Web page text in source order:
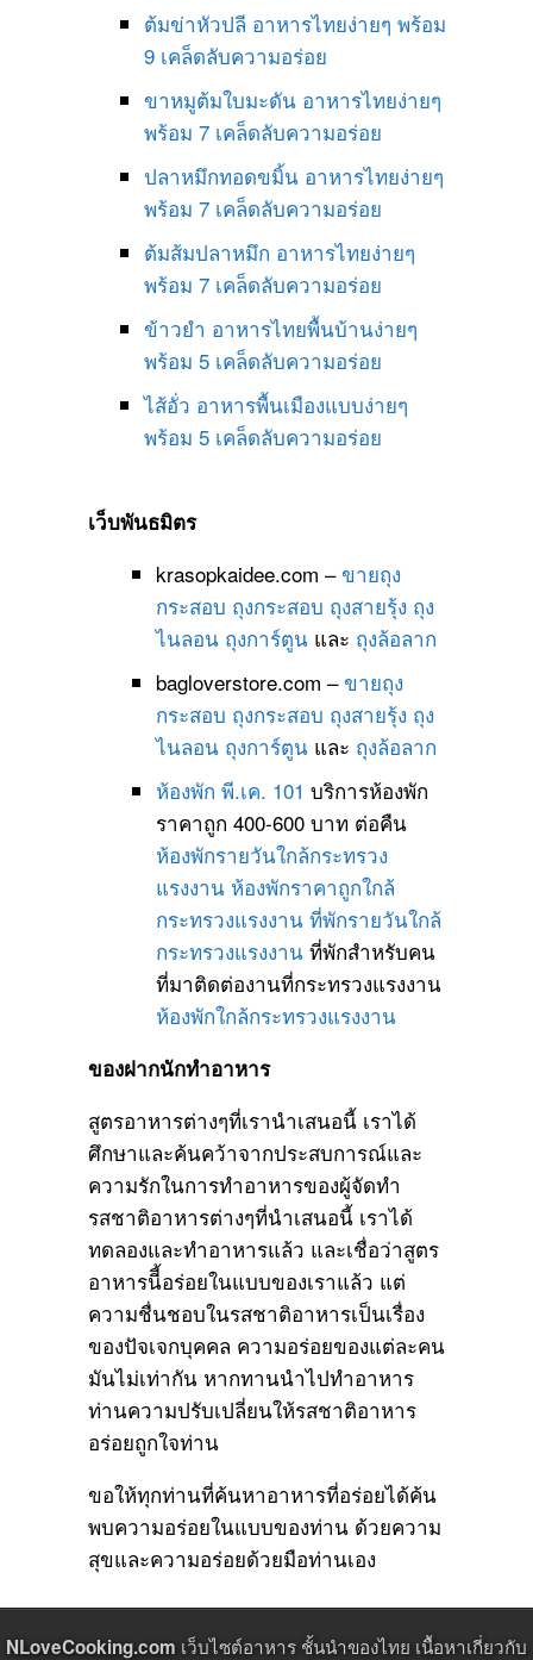
ต้มข่าหัวปลี อาหารไทยง่ายๆ พร้อม
9 เคล็ดลับความอร่อย
ขาหมูต้มใบมะดัน อาหารไทยง่ายๆ
พร้อม 7 เคล็ดลับความอร่อย
ปลาหมึกทอดขมิ้น อาหารไทยง่ายๆ
พร้อม 7 เคล็ดลับความอร่อย
ต้มส้มปลาหมึก อาหารไทยง่ายๆ
พร้อม 7 เคล็ดลับความอร่อย
ข้าวยำ อาหารไทยพื้นบ้านง่ายๆ
พร้อม 5 เคล็ดลับความอร่อย
ไส้อั่ว อาหารพื้นเมืองแบบง่ายๆ
พร้อม 5 เคล็ดลับความอร่อย
เว็บพันธมิตร
krasopkaidee.com –ขายถุง
กระสอบ ถุงกระสอบ ถุงสายรุ้ง ถุง
ไนลอน ถุงการ์ตูนและ ถุงล้อลาก
bagloverstore.com –ขายถุง
กระสอบ ถุงกระสอบ ถุงสายรุ้ง ถุง
ไนลอน ถุงการ์ตูนและ ถุงล้อลาก
ห้องพัก พี.เค. 101 บริการห้องพัก
ราคาถูก 400-600 บาท ต่อคืน
ห้องพักรายวันใกล้กระทรวง
แรงงาน ห้องพักราคาถูกใกล้
กระทรวงแรงงาน ที่พักรายวันใกล้
กระทรวงแรงงานที่พักสำหรับคน
ที่มาติดต่องานที่กระทรวงแรงงาน
ห้องพักใกล้กระทรวงแรงงาน
ของฝากนักทำอาหาร
สูตรอาหารต่างๆที่เรานำเสนอนี้ เราได้
ศึกษาและค้นคว้าจากประสบการณ์และ
ความรักในการทำอาหารของผู้จัดทำ
รสชาติอาหารต่างๆที่นำเสนอนี้ เราได้
ทดลองและทำอาหารแล้ว และเชื่อว่าสูตร
อาหารนีี้อร่อยในแบบของเราแล้ว แต่
ความชื่นชอบในรสชาติอาหารเป็นเรื่อง
ของปัจเจกบุคคล ความอร่อยของแต่ละคน
มันไม่เท่ากัน หากทานนำไปทำอาหาร
ท่านความปรับเปลี่ยนให้รสชาติอาหาร
อร่อยถูกใจท่าน
ขอให้ทุกท่านที่ค้นหาอาหารที่อร่อยได้ค้น
พบความอร่อยในแบบของท่าน ด้วยความ
สุขและความอร่อยด้วยมือท่านเอง
NLoveCooking.com เว็บไซต์อาหาร ชั้นนำของไทย เนื้อหาเกี่ยวกับ